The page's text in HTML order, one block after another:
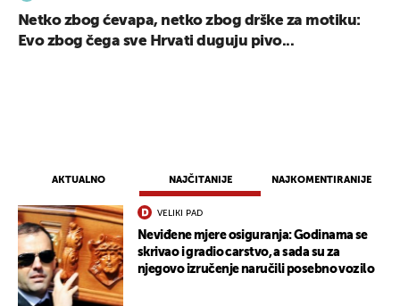
AKTUALNO NAJČITANIJE NAJKOMENTIRANIJE
VELIKI PAD
Neviđene mjere osiguranja: Godinama se
skrivao i gradio carstvo, a sada su za
njegovo izručenje naručili posebno vozilo
Netko zbog ćevapa, netko zbog drške za motiku:
Evo zbog čega sve Hrvati duguju pivo...